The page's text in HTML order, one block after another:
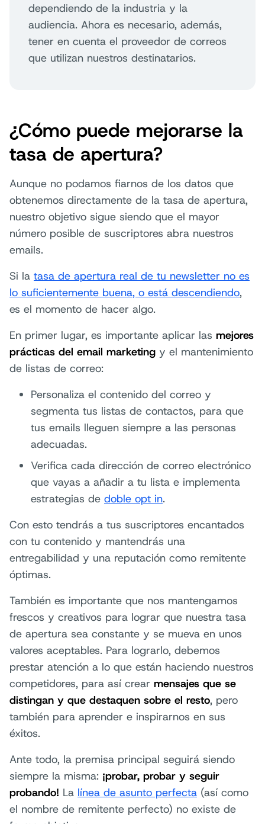
dependiendo de la industria y la
audiencia. Ahora es necesario, además,
tener en cuenta el proveedor de correos
que utilizan nuestros destinatarios.
¿Cómo puede mejorarse la
tasa de apertura?
Aunque no podamos fiarnos de los datos que
obtenemos directamente de la tasa de apertura,
nuestro objetivo sigue siendo que el mayor
número posible de suscriptores abra nuestros
emails.
Si la tasa de apertura real de tu newsletter no es
lo suficientemente buena, o está descendiendo,
es el momento de hacer algo.
En primer lugar, es importante aplicar las mejores
prácticas del email marketing y el mantenimiento
de listas de correo:
Personaliza el contenido del correo y
segmenta tus listas de contactos, para que
tus emails lleguen siempre a las personas
adecuadas.
Verifica cada dirección de correo electrónico
que vayas a añadir a tu lista e implementa
estrategias de doble opt in.
Con esto tendrás a tus suscriptores encantados
con tu contenido y mantendrás una
entregabilidad y una reputación como remitente
óptimas.
También es importante que nos mantengamos
frescos y creativos para lograr que nuestra tasa
de apertura sea constante y se mueva en unos
valores aceptables. Para lograrlo, debemos
prestar atención a lo que están haciendo nuestros
competidores, para así crear mensajes que se
distingan y que destaquen sobre el resto, pero
también para aprender e inspirarnos en sus
éxitos.
Ante todo, la premisa principal seguirá siendo
siempre la misma: ¡probar, probar y seguir
probando! La línea de asunto perfecta (así como
el nombre de remitente perfecto) no existe de